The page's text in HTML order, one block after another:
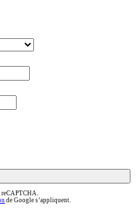
reCAPTCHA.
de Google s’appliquent.